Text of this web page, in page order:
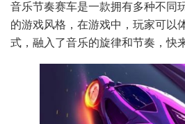
音乐节奏赛车是一款拥有多种不同
的游戏风格，在游戏中，玩家可以
式，融入了音乐的旋律和节奏，快